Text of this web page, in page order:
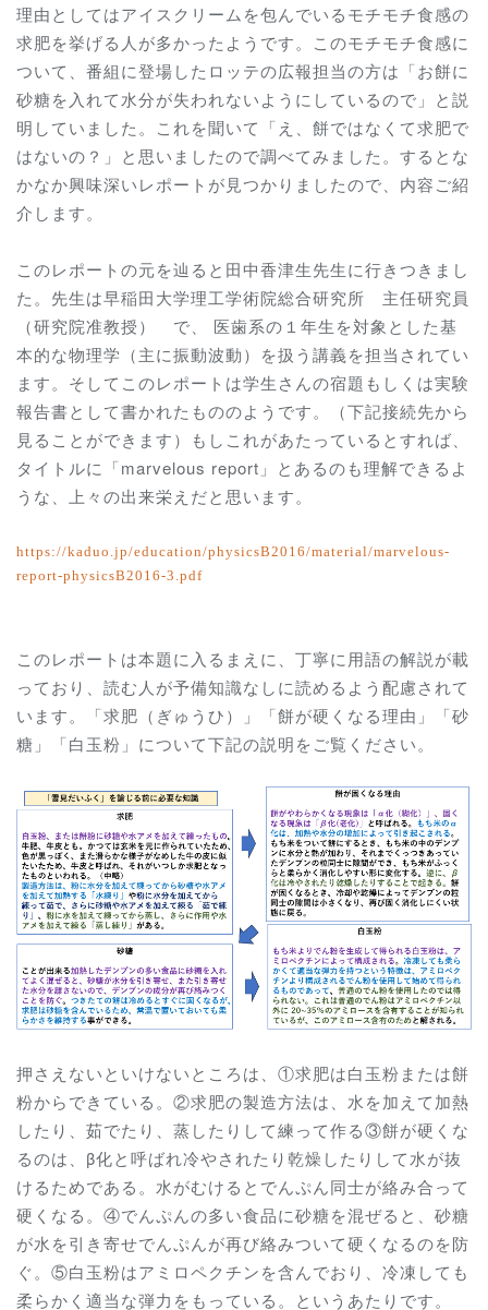
理由としてはアイスクリームを包んでいるモチモチ食感の
求肥を挙げる人が多かったようです。このモチモチ食感に
ついて、番組に登場したロッテの広報担当の方は「お餅に
砂糖を入れて水分が失われないようにしているので」と説
明していました。これを聞いて「え、餅ではなくて求肥で
はないの？」と思いましたので調べてみました。するとな
かなか興味深いレポートが見つかりましたので、内容ご紹
介します。
このレポートの元を辿ると田中香津生先生に行きつきまし
た。先生は早稲田大学理工学術院総合研究所 主任研究員
（研究院准教授） で、 医歯系の１年生を対象とした基
本的な物理学（主に振動波動）を扱う講義を担当されてい
ます。そしてこのレポートは学生さんの宿題もしくは実験
報告書として書かれたもののようです。
（下記接続先から
見ることができます）
もしこれがあたっているとすれば、
タイトルに「marvelous report」とあるのも理解できるよ
うな、上々の出来栄えだと思います。
https://kaduo.jp/education/physicsB2016/material/marvelous-
report-physicsB2016-3. pdf
このレポートは本題に入るまえに、丁寧に用語の解説が載
っており、読む人が予備知識なしに読めるよう配慮されて
います。「求肥（ぎゅうひ）」「餅が硬くなる理由」「砂
糖」「白玉粉」について下記の説明をご覧ください。
押さえないといけないところは、①求肥は白玉粉または餅
粉からできている。②求肥の製造方法は、水を加えて加熱
したり、茹でたり、蒸したりして練って作る③餅が硬くな
るのは、β化と呼ばれ冷やされたり乾燥したりして水が抜
けるためである。水がむけるとでんぷん同士が絡み合って
硬くなる。④でんぷんの多い食品に砂糖を混ぜると、砂糖
が水を引き寄せでんぷんが再び絡みついて硬くなるのを防
ぐ。⑤白玉粉はアミロペクチンを含んでおり、冷凍しても
柔らかく適当な弾力をもっている。というあたりです。